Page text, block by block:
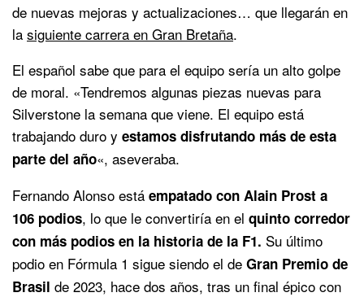
de nuevas mejoras y actualizaciones… que llegarán en
la siguiente carrera en Gran Bretaña.
El español sabe que para el equipo sería un alto golpe
de moral. «Tendremos algunas piezas nuevas para
Silverstone la semana que viene. El equipo está
trabajando duro y estamos disfrutando más de esta
parte del año«, aseveraba.
Fernando Alonso está empatado con Alain Prost a
106 podios, lo que le convertiría en el quinto corredor
con más podios en la historia de la F1. Su último
podio en Fórmula 1 sigue siendo el de Gran Premio de
Brasil de 2023, hace dos años, tras un final épico con